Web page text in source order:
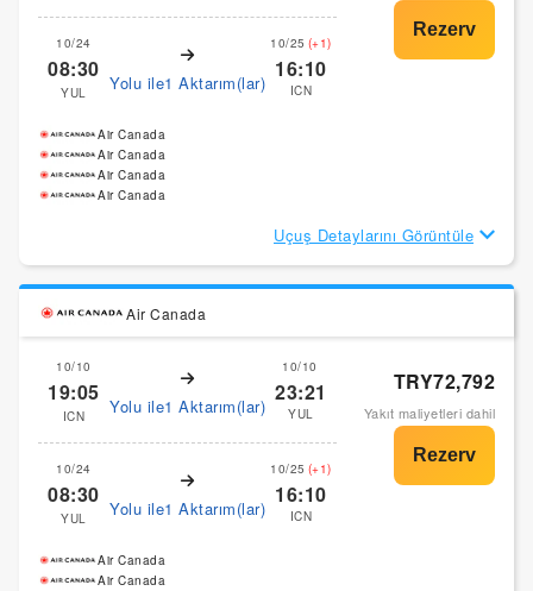
10/24
08:30
YUL Yolu ile1 Aktarım(lar)
10/25 (+1)
16:10
ICN
Air Canada
Air Canada
Air Canada
Air Canada
Uçuş Detaylarını Görüntüle
Air Canada
10/10
19:05
ICN Yolu ile1 Aktarım(lar)
10/10
23:21
YUL
10/24
08:30
YUL Yolu ile1 Aktarım(lar)
10/25 (+1)
16:10
ICN
TRY72,792
Yakıt maliyetleri dahil
Air Canada
Air Canada